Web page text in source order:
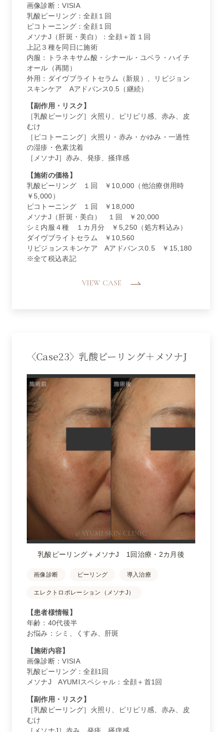
画像診断：VISIA
乳酸ピーリング：全顔１回
ピコトーニング：全顔１回
メソナJ（肝斑・美白）：全顔＋首１回
上記３種を同日に施術
内服：トラネキサム酸・シナール・ユベラ・ハイチ
オール（再開）
外用：ダイヴブライトセラム（新規）、リビジョン
スキンケア Aアドバンス0.5（継続）
【副作用・リスク】
［乳酸ピーリング］火照り、ピリピリ感、赤み、皮
むけ
［ピコトーニング］火照り・赤み・かゆみ・一過性
の湿疹・色素沈着
［メソナJ］赤み、発疹、掻痒感
【施術の価格】
乳酸ピーリング １回 ￥10,000（他治療併用時
￥5,000）
ピコトーニング １回 ￥18,000
メソナJ（肝斑・美白） １回 ￥20,000
シミ内服４種 １カ月分 ￥5,250（処方料込み）
ダイヴブライトセラム ￥10,560
リビジョンスキンケア Aアドバンス0.5 ￥15,180
※全て税込表記
VIEW CASE
〈Case23〉乳酸ピーリング＋メソナJ
乳酸ピーリング＋メソナJ 1回治療・2カ月後
画像診断 ピーリング 導入治療
エレクトロポレーション（メソナJ）
【患者様情報】
年齢：40代後半
お悩み：シミ、くすみ、肝斑
【施術内容】
画像診断：VISIA
乳酸ピーリング：全顔1回
メソナJ AYUMIスペシャル：全顔＋首1回
【副作用・リスク】
［乳酸ピーリング］火照り、ピリピリ感、赤み、皮
むけ